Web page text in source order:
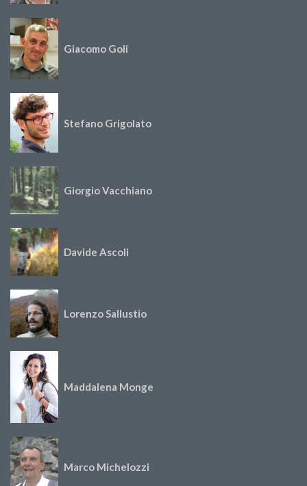
Giacomo Goli
Stefano Grigolato
Giorgio Vacchiano
Davide Ascoli
Lorenzo Sallustio
Maddalena Monge
Marco Michelozzi